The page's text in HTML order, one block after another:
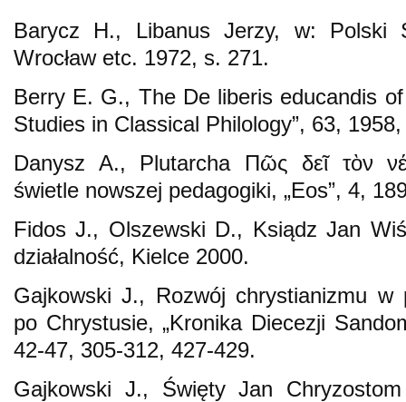
Barycz H., Libanus Jerzy, w: Polski
Wrocław etc. 1972, s. 271.
Berry E. G., The De liberis educandis
Studies in Classical Philology”, 63,
Danysz A., Plutarcha Πῶς δεῖ τὸν
świetle nowszej pedagogiki, „Eos”, 4,
Fidos J., Olszewski D., Ksiądz Jan
działalność, Kielce 2000.
Gajkowski J., Rozwój chrystianizmu w
po Chrystusie, „Kronika Diecezji
42-47, 305-312, 427-429.
Gajkowski J., Święty Jan